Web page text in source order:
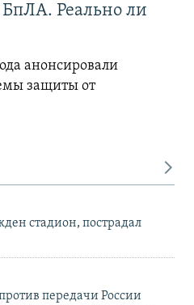
Реально ли
анонсировали
защиты от
стадион, пострадал
передачи России